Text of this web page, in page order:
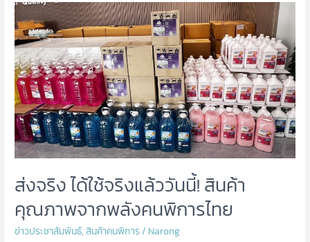
ส่งจริง ได้ใช้จริงแล้ววันนี้! สินค้า
คุณภาพจากพลังคนพิการไทย
ข่าวประชาสัมพันธ์,สินค้าคนพิการ / Narong
ส่ง
จริง
ได้
ใช้
จริง
แล้ว
วัน
นี้!
สินค้า
คุณภาพ
จาก
คน
ไทย